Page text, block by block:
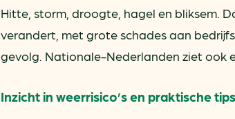
Hitte, storm, droogte, hagel en bliksem.
verandert, met grote schades aan
gevolg. Nationale-Nederlanden ziet ook
Inzicht in weerrisico’s en praktische tips